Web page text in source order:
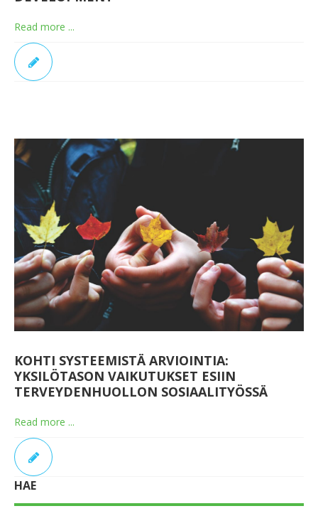
Read more ...
KOHTI SYSTEEMISTÄ ARVIOINTIA:
YKSILÖTASON VAIKUTUKSET ESIIN
TERVEYDENHUOLLON SOSIAALITYÖSSÄ
Read more ...
HAE